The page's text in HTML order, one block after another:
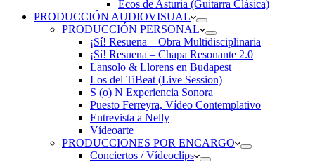
Ecos de Asturia (Guitarra Clásica)
PRODUCCIÓN AUDIOVISUAL
PRODUCCIÓN PERSONAL
¡Sí! Resuena – Obra Multidisciplinaria
¡Sí! Resuena – Chapa Resonante 2.0
Lansolo & Llorens en Budapest
Los del TiBeat (Live Session)
S (o) N Experiencia Sonora
Puesto Ferreyra, Vídeo Contemplativo
Entrevista a Nelly
Vídeoarte
PRODUCCIONES POR ENCARGO
Conciertos / Vídeoclips